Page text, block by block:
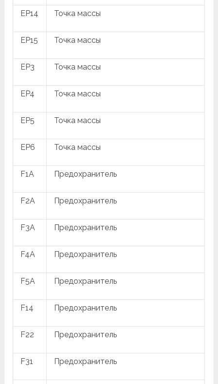
EP14 Точка массы
EP15 Точка массы
EP3 Точка массы
EP4 Точка массы
EP5 Точка массы
EP6 Точка массы
F1A Предохранитель
F2A Предохранитель
F3A Предохранитель
F4A Предохранитель
F5A Предохранитель
F14 Предохранитель
F22 Предохранитель
F31 Предохранитель